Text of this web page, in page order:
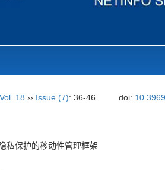
Vol. 18 ›› Issue (7): 36-46. doi:
私保护的移动性管理框架